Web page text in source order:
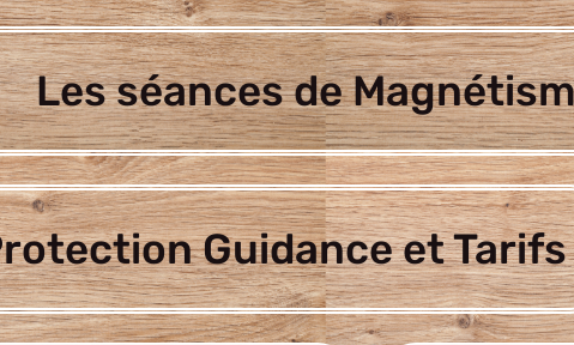
Les séances de
Guidance et Tarifs